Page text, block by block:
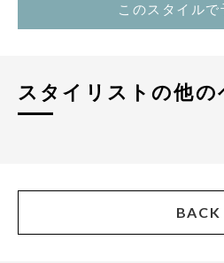
このスタイルで
スタイリストの他
BACK